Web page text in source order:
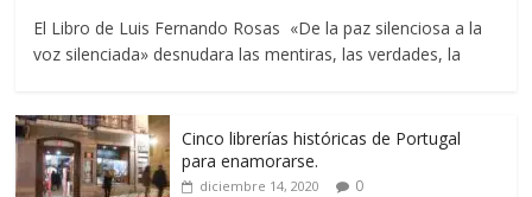
El Libro de Luis Fernando Rosas «De la paz silenciosa a la
voz silenciada» desnudara las mentiras, las verdades, la
Cinco librerías históricas de Portugal
para enamorarse.
diciembre 14, 2020 0